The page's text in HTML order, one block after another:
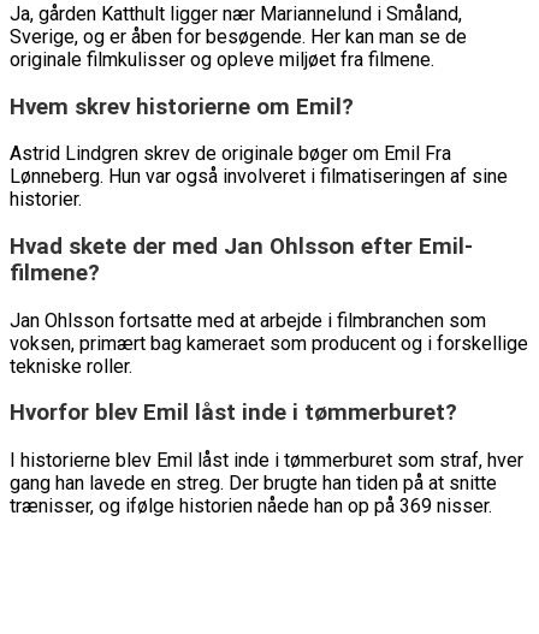
Ja, gården Katthult ligger nær Mariannelund i Småland,
Sverige, og er åben for besøgende. Her kan man se de
originale filmkulisser og opleve miljøet fra filmene.
Hvem skrev historierne om Emil?
Astrid Lindgren skrev de originale bøger om Emil Fra
Lønneberg. Hun var også involveret i filmatiseringen af sine
historier.
Hvad skete der med Jan Ohlsson efter Emil-
filmene?
Jan Ohlsson fortsatte med at arbejde i filmbranchen som
voksen, primært bag kameraet som producent og i forskellige
tekniske roller.
Hvorfor blev Emil låst inde i tømmerburet?
I historierne blev Emil låst inde i tømmerburet som straf, hver
gang han lavede en streg. Der brugte han tiden på at snitte
trænisser, og ifølge historien nåede han op på 369 nisser.